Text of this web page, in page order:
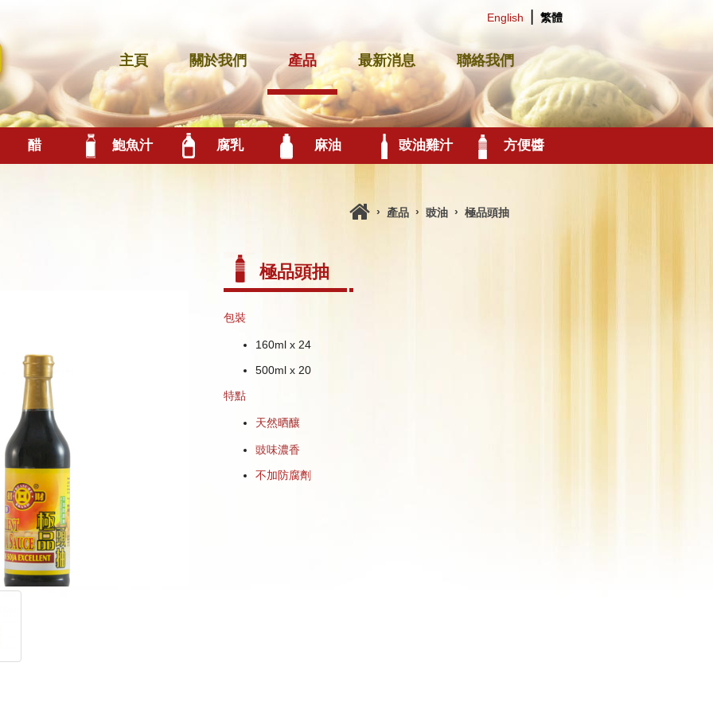
English 繁體
主頁 關於我們 產品 最新消息 聯絡我們
醋 鮑魚汁 腐乳 麻油 豉油雞汁 方便醬
› 產品 › 豉油 › 極品頭抽
極品頭抽
包裝
160ml x 24
500ml x 20
特點
天然晒釀
豉味濃香
不加防腐劑